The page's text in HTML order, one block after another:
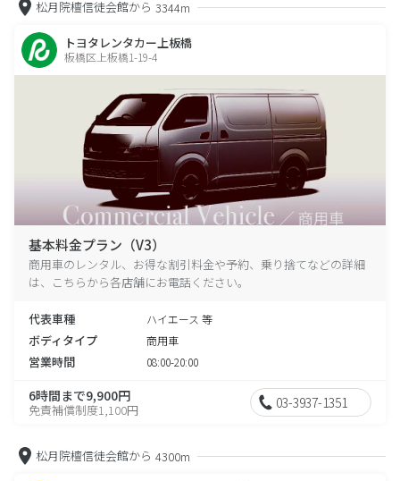
松月院檀信徒会館から 3344m
トヨタレンタカー上板橋
板橋区上板橋1-19-4
基本料金プラン（V3）
商用車のレンタル、お得な割引料金や予約、乗り捨てなどの詳細
は、こちらから各店舗にお電話ください。
代表車種 ハイエース 等
ボディタイプ 商用車
営業時間 08:00-20:00
6時間まで9,900円
免責補償制度1,100円 03-3937-1351
松月院檀信徒会館から 4300m